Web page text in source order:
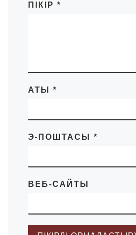
ПІКІР *
АТЫ *
Э-ПОШТАСЫ *
ВЕБ-САЙТЫ